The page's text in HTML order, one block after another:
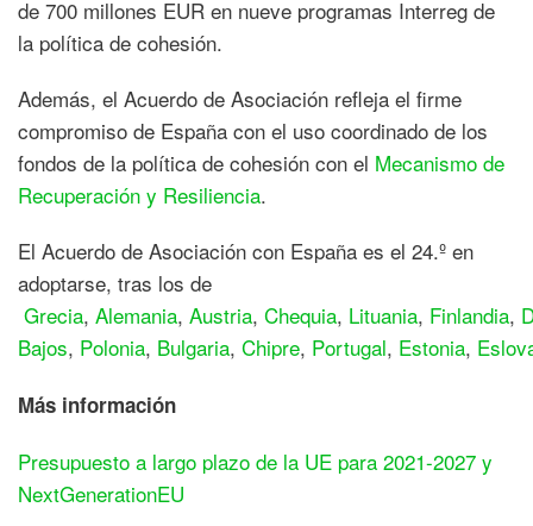
de 700 millones EUR en nueve programas Interreg de
la política de cohesión.
Además, el Acuerdo de Asociación refleja el firme
compromiso de España con el uso coordinado de los
fondos de la política de cohesión con el Mecanismo de
Recuperación y Resiliencia.
El Acuerdo de Asociación con España es el 24.º en
adoptarse, tras los de
Grecia, Alemania, Austria, Chequia, Lituania, Finlandia,
Bajos, Polonia, Bulgaria, Chipre, Portugal, Estonia,
Más información
Presupuesto a largo plazo de la UE para 2021-2027 y
NextGenerationEU